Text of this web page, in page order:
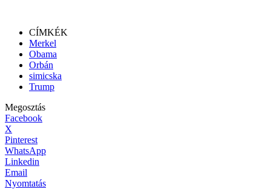
CÍMKÉK
Merkel
Obama
Orbán
simicska
Trump
Megosztás
Facebook
X
Pinterest
WhatsApp
Linkedin
Email
Nyomtatás